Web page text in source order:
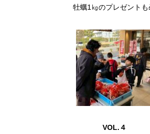
牡蠣1㎏のプレゼントも
VOL.４